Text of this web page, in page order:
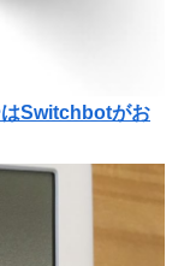
はSwitchbotがお